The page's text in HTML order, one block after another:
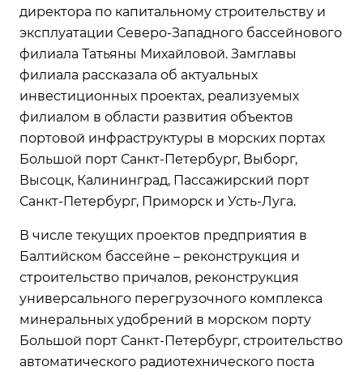
директора по капитальному строительству и
эксплуатации Северо-Западного бассейнового
филиала Татьяны Михайловой. Замглавы
филиала рассказала об актуальных
инвестиционных проектах, реализуемых
филиалом в области развития объектов
портовой инфраструктуры в морских портах
Большой порт Санкт-Петербург, Выборг,
Высоцк, Калининград, Пассажирский порт
Санкт-Петербург, Приморск и Усть-Луга.
В числе текущих проектов предприятия в
Балтийском бассейне – реконструкция и
строительство причалов, реконструкция
универсального перегрузочного комплекса
минеральных удобрений в морском порту
Большой порт Санкт-Петербург, строительство
автоматического радиотехнического поста